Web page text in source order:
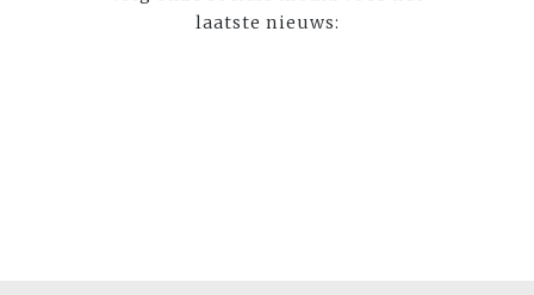
laatste nieuws: